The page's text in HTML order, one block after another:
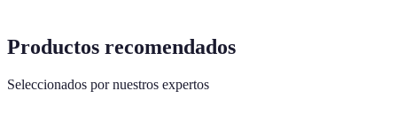
Productos recomendados
Seleccionados por nuestros expertos